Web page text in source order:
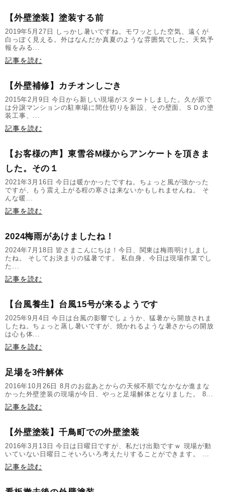
【外壁塗装】塗装する前
2019年5月27日 しっかし暑いですね。モワッとした空気、遠くが
白っぽく見える。外はなんだか真夏のような雰囲気でした。天気予
報をみる...
記事を読む
【外壁補修】カチオンしごき
2015年2月9日 今日から新しい現場がスタートしました。久が原で
は分譲マンションの駐車場に間仕切りを新設、その壁面、ＳＤの塗
装工事、...
記事を読む
【お客様の声】東雪谷M様からアンケートを頂きま
した。その１
2021年3月16日 今日は暖かかったですね。ちょっと風が強かった
ですが、もう震え上がる程の寒さは来ないかもしれませんね。 そ
んな暖...
記事を読む
2024梅雨があけましたね！
2024年7月18日 皆さまこんにちは！今日、関東は梅雨明けしまし
たね。 そしてお決まりの猛暑です。 私自身、今日は現場作業でし
た...
記事を読む
【台風養生】台風15号が来るようです
2025年9月4日 今日は台風の影響でしょうか、猛暑から開放されま
したね。ちょっと蒸し暑いですが、焼かれるような暑さからの開放
は心も体...
記事を読む
足場を3件解体
2016年10月26日 8月のお盆あとからの天候不順でなかなか進まな
かった外壁塗装の現場が今日、やっと足場解体となりました。 8...
記事を読む
【外壁塗装】千鳥町での外壁塗装
2016年3月13日 今日は日曜日ですが、私だけ出勤ですｗ 現場が動
いていない日曜日こそいろいろ考えたりすることができます。 ...
記事を読む